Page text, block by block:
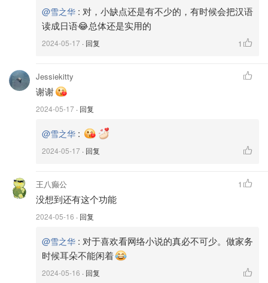
2️⃣控制面板：启动朗读后，会出现一个控制面板，用户可以
在这里控制播放、暂停、快进、倒退等功能。
@雪之华 : 对，小缺点还是有不少的，有时候会把汉语
读成日语😂总体还是实用的
2024-05-17 · 回复 1
Jessiekitty
谢谢
2024-05-17 · 回复
@雪之华 :
2024-05-17 · 回复
王八癫公
没想到还有这个功能
2024-05-16 · 回复
1
@雪之华 : 对于喜欢看网络小说的真必不可少。做家务
时候耳朵不能闲着
2024-05-16 · 回复